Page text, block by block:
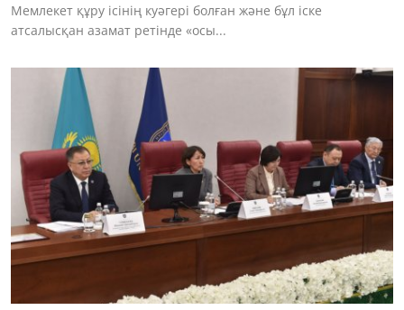
Мемлекет құру ісінің куәгері болған және бұл іске
атсалысқан азамат ретінде «осы...